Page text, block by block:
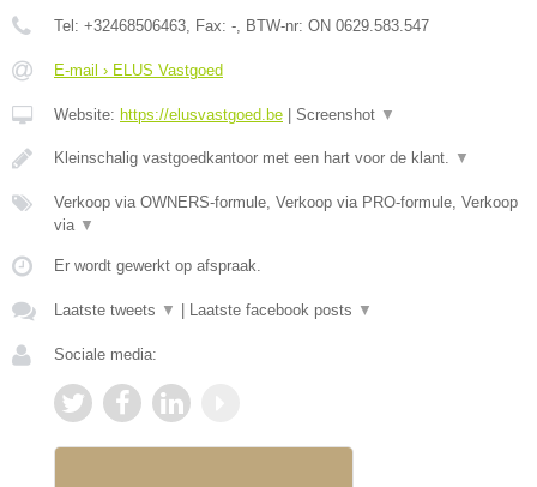
Tel: +32468506463, Fax: -, BTW-nr: ON 0629.583.547
E-mail › ELUS Vastgoed
Website: https://elusvastgoed.be Screenshot ▼
Kleinschalig vastgoedkantoor met een hart voor de klant. ▼
Verkoop via OWNERS-formule, Verkoop via PRO-formule, Verkoop
via ▼
Er wordt gewerkt op afspraak.
Laatste tweets ▼ Laatste facebook posts ▼
Sociale media: